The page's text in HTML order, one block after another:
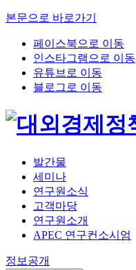
본문으로 바로가기
페이스북으로 이동
인스타그램으로 이동
유튜브로 이동
블로그로 이동
발간물
세미나
연구원소식
고객마당
연구원소개
APEC 연구컨소시엄
정보공개